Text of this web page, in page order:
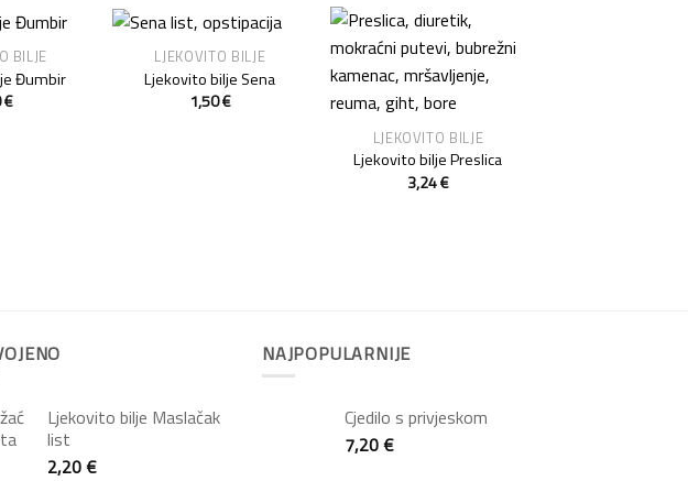
Add to
Wishlist
BILJE
Đumbir
€
Add to
Wishlist
LJEKOVITO BILJE
Ljekovito bilje Sena
1,50€
Add to
Wishlist
LJEKOVITO BILJE
Ljekovito bilje Preslica
3,24€
Ljekovito bilje Maslačak
list
2,20€
NAJPOPULARNIJE
Cjedilo s privjeskom
7,20€